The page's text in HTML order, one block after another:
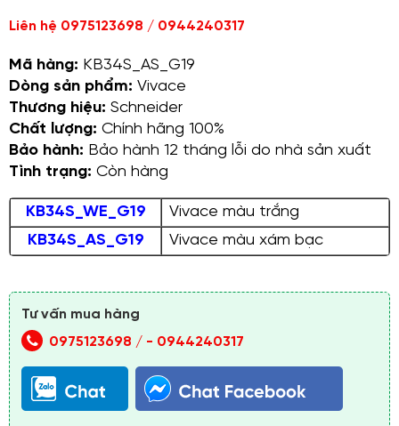
Liên hệ 0975123698 / 0944240317
Mã hàng: KB34S_AS_G19
Dòng sản phẩm: Vivace
Thương hiệu: Schneider
Chất lượng: Chính hãng 100%
Bảo hành: Bảo hành 12 tháng lỗi do nhà sản xuất
Tình trạng: Còn hàng
KB34S_WE_G19
Vivace màu trắng
KB34S_AS_G19
Vivace màu xám bạc
Tư vấn mua hàng
0975123698 / - 0944240317